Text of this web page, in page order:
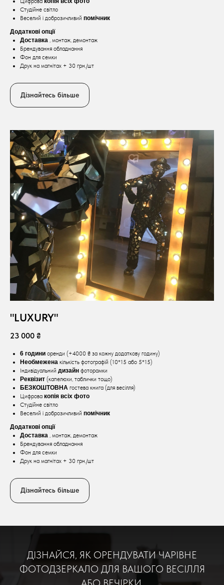
Студійне світло
Веселий і доброзичливий помічник
Додаткові опції
Доставка , монтаж, демонтаж
Брендування обладнання
Фон для семки
Друк на магнітах + 30 грн./шт
Дізнайтесь більше
"LUXURY"
23 000 ₴
6 години оренди (+4000 ₴ за кожну додаткову годину)
Необмежена кількість фотографій (10*15 або 5*15)
Індивідуальний дизайн фоторамки
Реквізит (капелюхи, таблички тощо)
БЕЗКОШТОВНА гостева книга (для весілля)
Цифрова копія всіх фото
Студійне світло
Веселий і доброзичливий помічник
Додаткові опції
Доставка , монтаж, демонтаж
Брендування обладнання
Фон для семки
Друк на магнітах + 30 грн./шт
Дізнайтесь більше
ДІЗНАЙСЯ, ЯК ОРЕНДУВАТИ ЧАРІВНЕ
ФОТОДЗЕРКАЛО ДЛЯ ВАШОГО ВЕСІЛЛЯ